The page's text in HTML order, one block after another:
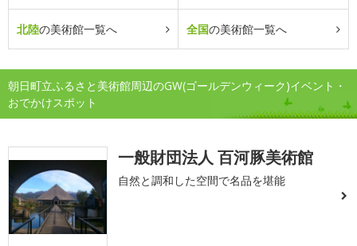
北陸の美術館一覧へ 全国の美術館一覧へ
朝日町立ふるさと美術館周辺のGW(ゴールデンウィーク)イベント・
おでかけスポット
一般財団法人 百河豚美術館
自然と調和した空間で名品を堪能